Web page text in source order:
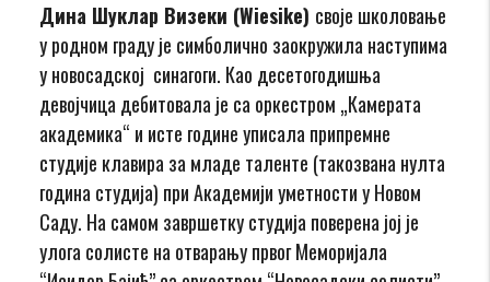
Дина Шуклар Визеки (Wiesike) своје школовање
у родном граду је симболично заокружила наступима
у новосадској синагоги. Као десетогодишња
девојчица дебитовала је са оркестром „Камерата
академика“ и исте године уписала припремне
студије клавира за младе таленте (такозвана нулта
година студија) при Академији уметности у Новом
Саду. На самом завршетку студија поверена јој је
улога солисте на отварању првог Меморијала